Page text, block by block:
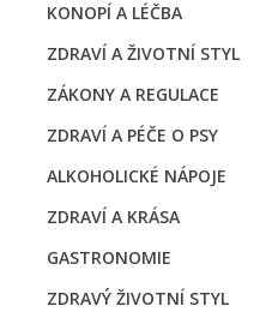
KONOPÍ A LÉČBA
ZDRAVÍ A ŽIVOTNÍ STYL
ZÁKONY A REGULACE
ZDRAVÍ A PÉČE O PSY
ALKOHOLICKÉ NÁPOJE
ZDRAVÍ A KRÁSA
GASTRONOMIE
ZDRAVÝ ŽIVOTNÍ STYL